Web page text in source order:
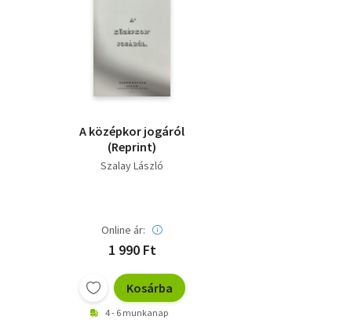
A középkor jogáról
(Reprint)
Szalay László
Online ár:
1 990 Ft
Kosárba
4 - 6 munkanap